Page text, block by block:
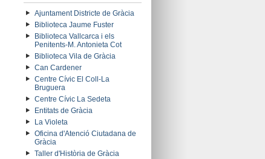
Ajuntament Districte de Gràcia
Biblioteca Jaume Fuster
Biblioteca Vallcarca i els
Penitents-M. Antonieta Cot
Biblioteca Vila de Gràcia
Can Cardener
Centre Cívic El Coll-La
Bruguera
Centre Cívic La Sedeta
Entitats de Gràcia
La Violeta
Oficina d'Atenció Ciutadana de
Gràcia
Taller d'Història de Gràcia